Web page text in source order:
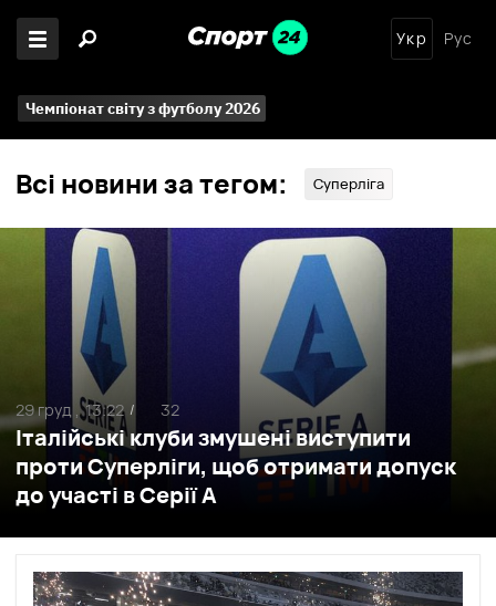
Укр Рус
Чемпіонат світу з футболу 2026
Всі новини за тегом: Суперліга
Італійські клуби змушені виступити
проти Суперліги, щоб отримати допуск
до участі в Серії А
29 груд , 13:22 / 32